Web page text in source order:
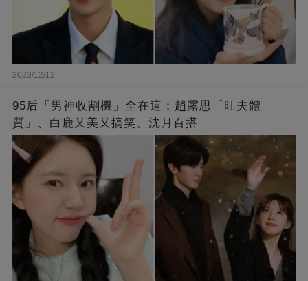
2023/12/12
95后「男神收割機」全在這：趙露思「旺夫體
質」、白鹿又美又搞笑、沈月百搭